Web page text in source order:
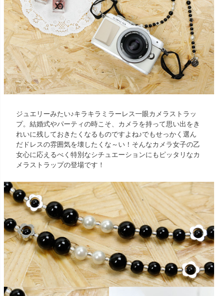
ジュエリーみたい♪キラキラミラーレス一眼カメラストラッ
プ。結婚式やパーティの時こそ、カメラを持って思い出をき
れいに残しておきたくなるものですよね♪でもせっかく選ん
だドレスの雰囲気を壊したくな～い！そんなカメラ女子の乙
女心に応えるべく特別なシチュエーションにもピッタリなカ
メラストラップの登場です！